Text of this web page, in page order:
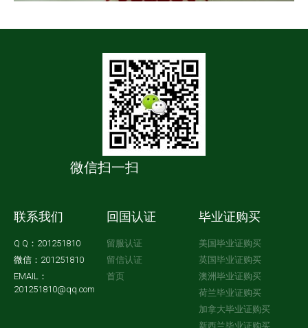
微信扫一扫
联系我们
Q Q：201251810
微信：201251810
EMAIL：
201251810@qq.com
回国认证
留服认证
留信认证
首页
毕业证购买
美国毕业证购买
英国毕业证购买
澳洲毕业证购买
荷兰毕业证购买
加拿大毕业证购买
新西兰毕业证购买